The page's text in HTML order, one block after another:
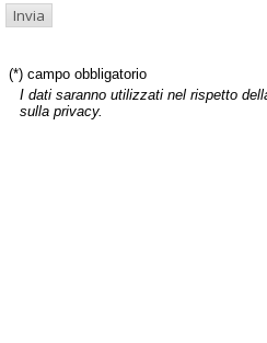
(*) campo obbligatorio
I dati saranno utilizzati nel rispetto
sulla privacy.